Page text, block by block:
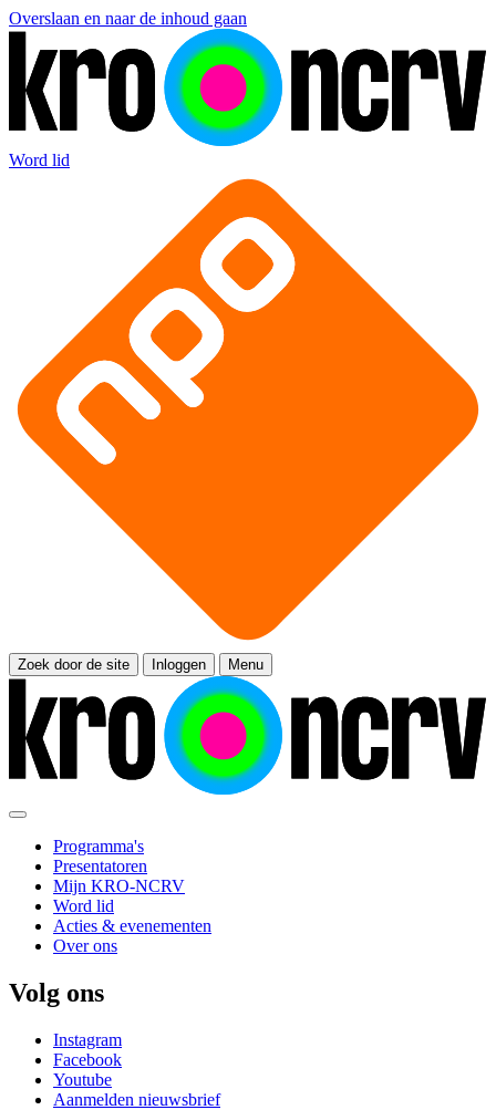
Overslaan en naar de inhoud gaan
Word lid
Zoek door de site Inloggen Menu
Programma's
Presentatoren
Mijn KRO-NCRV
Word lid
Acties & evenementen
Over ons
Volg ons
Instagram
Facebook
Youtube
Aanmelden nieuwsbrief